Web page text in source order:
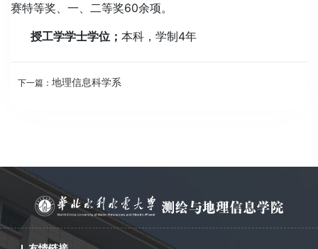
赛特等奖、一、二等奖60余项。
授工学学士学位； 本科，学制4年
下一篇： 地理信息科学系